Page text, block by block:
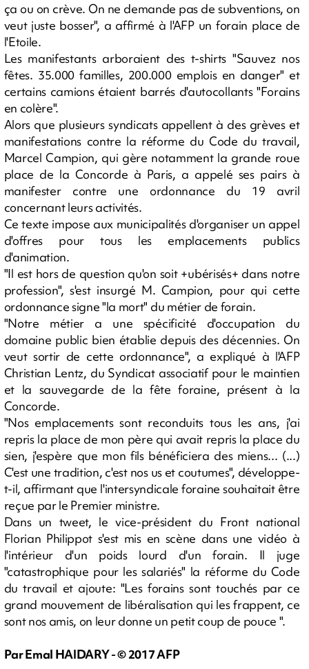
ça ou on crève. On ne demande pas de subventions, on
veut juste bosser", a affirmé à l'AFP un forain place de
l'Etoile.
Les manifestants arboraient des t-shirts "Sauvez nos
fêtes. 35.000 familles, 200.000 emplois en danger" et
certains camions étaient barrés d'autocollants "Forains
en colère".
Alors que plusieurs syndicats appellent à des grèves et
manifestations contre la réforme du Code du travail,
Marcel Campion, qui gère notamment la grande roue
place de la Concorde à Paris, a appelé ses pairs à
manifester contre une ordonnance du 19 avril
concernant leurs activités.
Ce texte impose aux municipalités d'organiser un appel
d'offres pour tous les emplacements publics
d'animation.
"Il est hors de question qu'on soit +ubérisés+ dans notre
profession", s'est insurgé M. Campion, pour qui cette
ordonnance signe "la mort" du métier de forain.
"Notre métier a une spécificité d'occupation du
domaine public bien établie depuis des décennies. On
veut sortir de cette ordonnance", a expliqué à l'AFP
Christian Lentz, du Syndicat associatif pour le maintien
et la sauvegarde de la fête foraine, présent à la
Concorde.
"Nos emplacements sont reconduits tous les ans, j'ai
repris la place de mon père qui avait repris la place du
sien, j'espère que mon fils bénéficiera des miens... (...)
C'est une tradition, c'est nos us et coutumes", développe-
t-il, affirmant que l'intersyndicale foraine souhaitait être
reçue par le Premier ministre.
Dans un tweet, le vice-président du Front national
Florian Philippot s'est mis en scène dans une vidéo à
l'intérieur d'un poids lourd d'un forain. Il juge
"catastrophique pour les salariés" la réforme du Code
du travail et ajoute: "Les forains sont touchés par ce
grand mouvement de libéralisation qui les frappent, ce
sont nos amis, on leur donne un petit coup de pouce ".
Par Emal HAIDARY - © 2017 AFP